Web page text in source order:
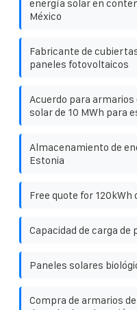
energía solar en
México
Fabricante de
paneles fotovoltaicos
Acuerdo para
solar de 10 MWh para
Almacenamiento de
Estonia
Free quote for
Capacidad de carga
Paneles solares
Compra de armarios